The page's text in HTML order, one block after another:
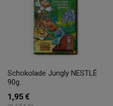
Schokolade Jungly NESTLÉ
90g.
1,95 €